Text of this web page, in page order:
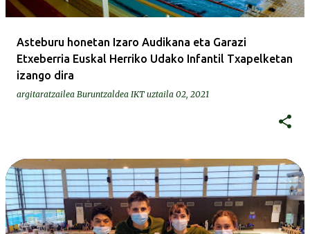
Asteburu honetan Izaro Audikana eta Garazi
Etxeberria Euskal Herriko Udako Infantil Txapelketan
izango dira
argitaratzailea Buruntzaldea IKT uztaila 02, 2021